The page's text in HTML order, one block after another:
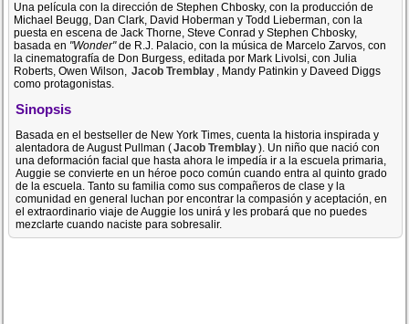
Una película con la dirección de Stephen Chbosky, con la producción de
Michael Beugg, Dan Clark, David Hoberman y Todd Lieberman, con la
puesta en escena de Jack Thorne, Steve Conrad y Stephen Chbosky,
basada en "Wonder"de R.J. Palacio, con la música de Marcelo Zarvos, con
la cinematografía de Don Burgess, editada por Mark Livolsi, con Julia
Roberts, Owen Wilson, Jacob Tremblay , Mandy Patinkin y Daveed Diggs
como protagonistas.
Sinopsis
Basada en el bestseller de New York Times, cuenta la historia inspirada y
alentadora de August Pullman (Jacob Tremblay). Un niño que nació con
una deformación facial que hasta ahora le impedía ir a la escuela primaria,
Auggie se convierte en un héroe poco común cuando entra al quinto grado
de la escuela. Tanto su familia como sus compañeros de clase y la
comunidad en general luchan por encontrar la compasión y aceptación, en
el extraordinario viaje de Auggie los unirá y les probará que no puedes
mezclarte cuando naciste para sobresalir.